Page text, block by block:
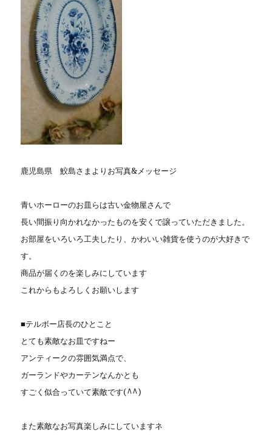
鹿児島県 鮫島さまよりお写真&メッセージ
青いホーローのお皿らは古い金物屋さんで
長い間振り向かれなかったものを安くで譲っていただきました。
お部屋をいろいろ工夫したり、かわいい雑貨を使うのが大好きで
す。
商品が届くのを楽しみにしています
これからもよろしくお願いします
■テルボー店長のひとこと
とても素敵なお皿ですねー
アンティークの雰囲気満点で、
ガーランドやカーテンなんかとも
すごく似合っていて素敵です(^^)
また素敵なお写真楽しみにしていますネ